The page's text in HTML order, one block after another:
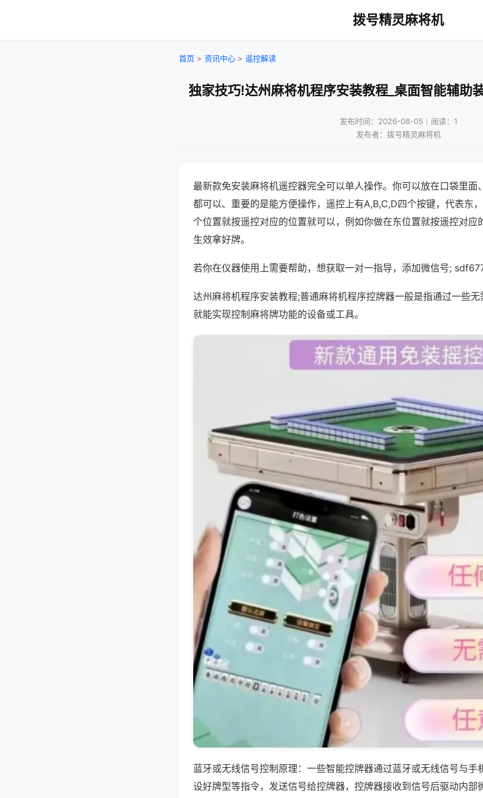
拨号精灵麻将机
首页 > 资讯中心 > 遥控解读
独家技巧!达州麻将机程序安装教程_桌面智能辅助
发布时间：2026-08-05｜阅读：1
发布者：拨号精灵麻将机
最新款免安装麻将机遥控器完全可以单人操作。你可以放在口袋里面
都可以、重要的是能方便操作，遥控上有A,B,C,D四个按键，代表东
个位置就按遥控对应的位置就可以，例如你做在东位置就按遥控对应
生效拿好牌。
若你在仪器使用上需要帮助，想获取一对一指导，添加微信号;
达州麻将机程序安装教程;普通麻将机程序控牌器一般是指通过一些
就能实现控制麻将牌功能的设备或工具。
蓝牙或无线信号控制原理：一些智能控牌器通过蓝牙或无线信号与手
设好牌型等指令，发送信号给控牌器，控牌器接收到信号后驱动内部